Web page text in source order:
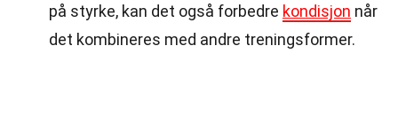
på styrke, kan det også forbedre kondisjon når
det kombineres med andre treningsformer.